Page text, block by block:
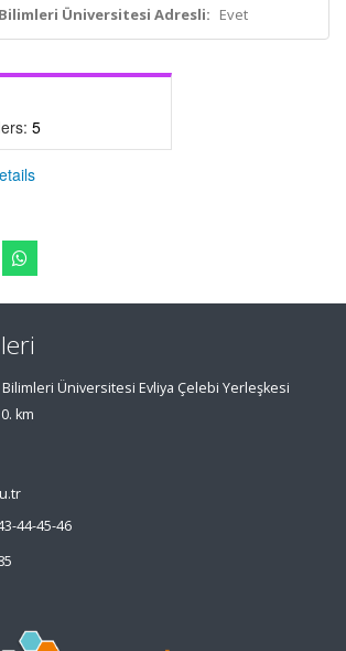
Üniversitesi Adresli: Evet
5
Bilimleri Üniversitesi Evliya Çelebi Yerleşkesi
km
44-45-46